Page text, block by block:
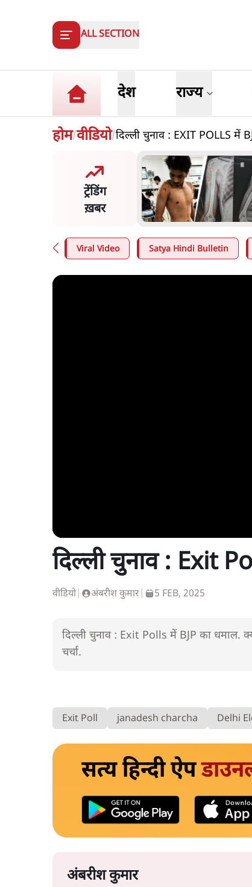
ALL SECTION
देश राज्य
होम/वीडियो/दिल्ली चुनाव : EXIT POLLS में
ट्रेंडिंग
ख़बर
की दर्दनाक दास्तान- जंतर
पैलेट गन से 5 नहीं, 6 लोग
Viral Video Satya Hindi Bulletin
दिल्ली चुनाव : Exit
वीडियो| अंबरीश कुमार| 5 FEB, 2025
दिल्ली चुनाव : Exit Polls में BJP का धमाल.
चर्चा.
Exit Poll janadesh charcha Delhi
सत्य हिन्दी ऐप
अंबरीश कुमार